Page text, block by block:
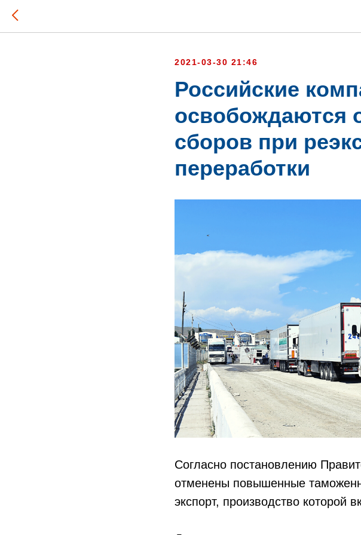
2021-03-30 21:46
Российские
освобождаются
сборов при
переработки
Согласно постановлению
отменены повышенные
экспорт, производство которой